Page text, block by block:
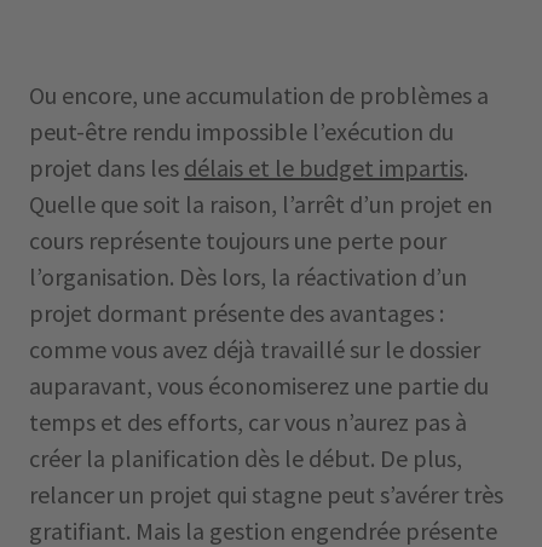
Ou encore, une accumulation de problèmes a
peut-être rendu impossible l’exécution du
projet dans les délais et le budget impartis.
Quelle que soit la raison, l’arrêt d’un projet en
cours représente toujours une perte pour
l’organisation. Dès lors, la réactivation d’un
projet dormant présente des avantages :
comme vous avez déjà travaillé sur le dossier
auparavant, vous économiserez une partie du
temps et des efforts, car vous n’aurez pas à
créer la planification dès le début. De plus,
relancer un projet qui stagne peut s’avérer très
gratifiant. Mais la gestion engendrée présente